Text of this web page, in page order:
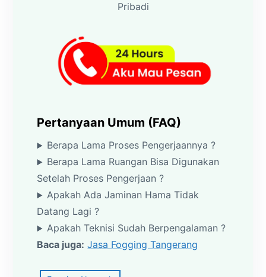
Pribadi
Pertanyaan Umum (FAQ)
Berapa Lama Proses Pengerjaannya ?
Berapa Lama Ruangan Bisa Digunakan
Setelah Proses Pengerjaan ?
Apakah Ada Jaminan Hama Tidak
Datang Lagi ?
Apakah Teknisi Sudah Berpengalaman ?
Baca juga: Jasa Fogging Tangerang